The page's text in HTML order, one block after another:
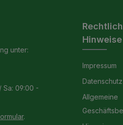
unter:
Sa: 09:00 -
.
Hinweise
Impressum
Datenschutz
Allgemeine